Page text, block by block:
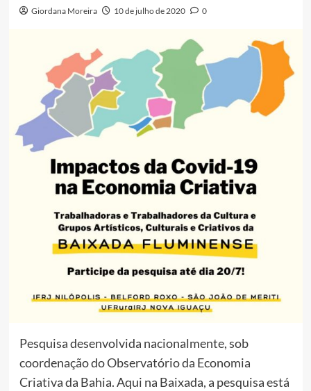
Giordana Moreira 10 de julho de 2020 0
Pesquisa desenvolvida nacionalmente, sob
coordenação do Observatório da Economia
Criativa da Bahia. Aqui na Baixada, a pesquisa está